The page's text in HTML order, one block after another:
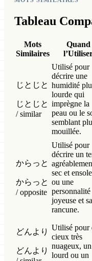
Tableau
Mots
Similaires
Quand
じとじと
じとじと
/ similar
Utilisé pour
décrire une
humidité
lourde qui
imprègne la
peau ou le
semblant
mouillée.
からっと
からっと
/ opposite
Utilisé pour
décrire un
sec et
ou une
personnalité
joyeuse et
rancune.
どんより
どんより
Utilisé pour
cieux très
nuageux,
lourd ou un